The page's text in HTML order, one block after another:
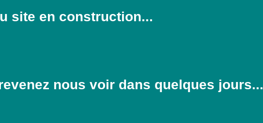
site en construction...
nous voir dans quelques jours...